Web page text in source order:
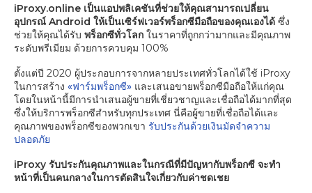
iProxy.online เป็นแอปพลิเคชันที่ช่วยให้คุณสามารถเปลี่ยน
อุปกรณ์ Android ให้เป็นเซิร์ฟเวอร์พร็อกซีมือถือของคุณเองได้ ซึ่ง
ช่วยให้คุณได้รับ พร็อกซีทั่วโลก ในราคาที่ถูกกว่ามากและมีคุณภาพ
ระดับพรีเมียม ด้วยการควบคุม 100%
ตั้งแต่ปี 2020 ผู้ประกอบการจากหลายประเทศทั่วโลกได้ใช้ iProxy
ในการสร้าง «ฟาร์มพร็อกซี» และเสนอขายพร็อกซีมือถือให้แก่คุณ
โดยในหน้านี้มีการนำเสนอผู้ขายที่เชี่ยวชาญและเชื่อถือได้มากที่สุด
ซึ่งให้บริการพร็อกซีสำหรับทุกประเทศ นี่คือผู้ขายที่เชื่อถือได้และ
คุณภาพของพร็อกซีของพวกเขา รับประกันด้วยเงินมัดจำความ
ปลอดภัย
iProxy รับประกันคุณภาพและในกรณีที่มีปัญหากับพร็อกซี จะทำ
หน้าที่เป็นคนกลางในการตัดสินใจเกี่ยวกับค่าชดเชย